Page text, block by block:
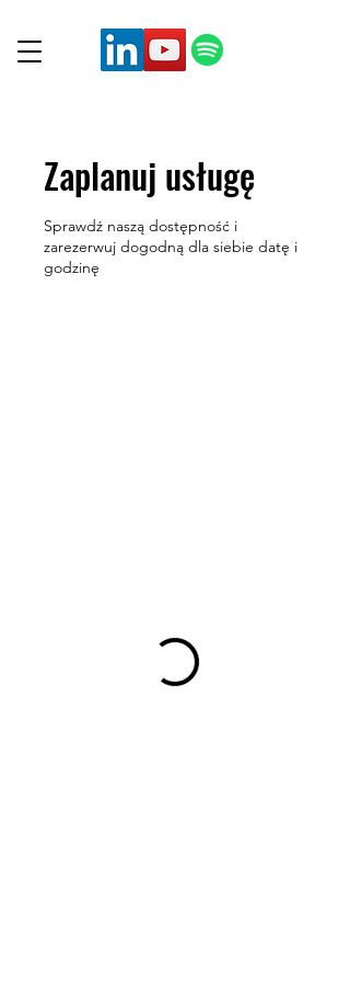
Zaplanuj usługę
Sprawdź naszą dostępność i
zarezerwuj dogodną dla siebie datę i
godzinę